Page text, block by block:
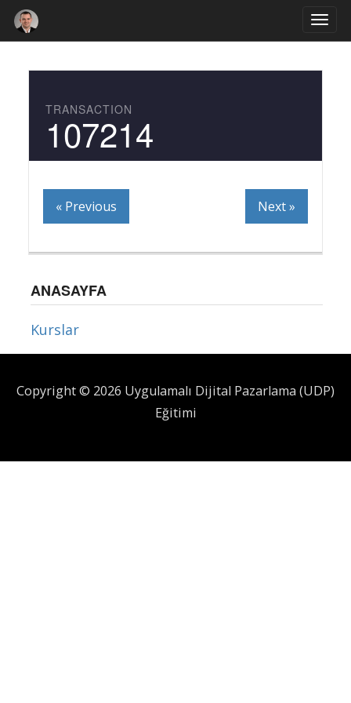
TRANSACTION
107214
« Previous Next »
ANASAYFA
Kurslar
Copyright © 2026 Uygulamalı Dijital Pazarlama (UDP)
Eğitimi